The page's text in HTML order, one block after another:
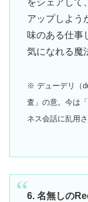
をシェアして
アップしよう
味のある仕事
気になれる魔
※ デューデリ（
査」の意。今は
ネス会話に乱用さ
6. 名無しの